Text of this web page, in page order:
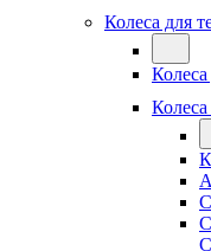
Колеса для